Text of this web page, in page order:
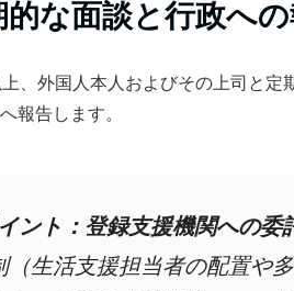
的な面談と行政へ
、外国人本人およびその上司と定
報告します。
ント：登録支援機関への委
（生活支援担当者の配置や